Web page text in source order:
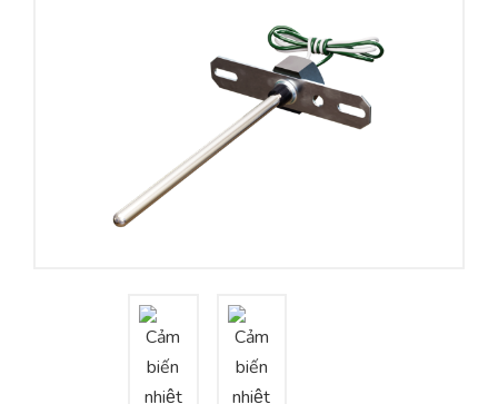
Nhà sản xuất thiết bị điều khiển
Cung cấp giải pháp quản lý cho toà nhà (BMS)
Tư vấn – Thiết kế – Cung cấp thiết bị HVAC
Tư vấn thiết kế, thi công tủ điều khiển